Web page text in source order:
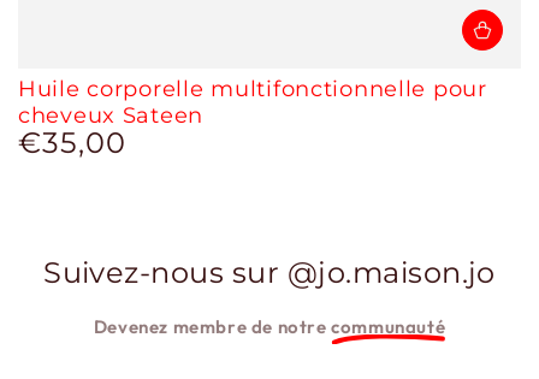
Huile corporelle multifonctionnelle pour
cheveux Sateen
Prix
€35,00
Suivez-nous sur @jo.maison.jo
Devenez membre de notrecommunauté